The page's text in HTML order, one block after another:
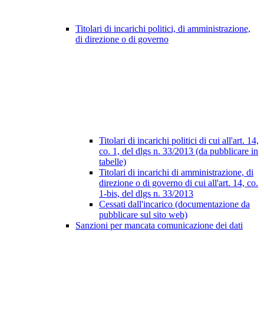
Titolari di incarichi politici, di amministrazione,
di direzione o di governo
Titolari di incarichi politici di cui all'art. 14,
co. 1, del dlgs n. 33/2013 (da pubblicare in
tabelle)
Titolari di incarichi di amministrazione, di
direzione o di governo di cui all'art. 14, co.
1-bis, del dlgs n. 33/2013
Cessati dall'incarico (documentazione da
pubblicare sul sito web)
Sanzioni per mancata comunicazione dei dati